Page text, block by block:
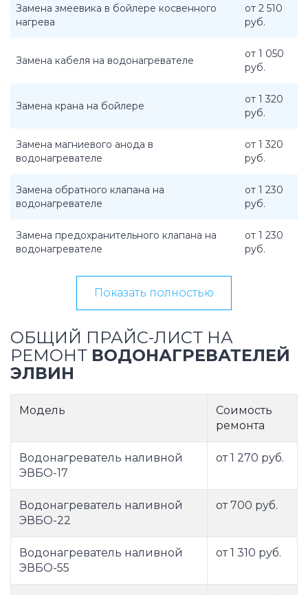
Замена змеевика в бойлере косвенного
нагрева
от 2 510
руб.
Замена кабеля на водонагревателе
от 1 050
руб.
Замена крана на бойлере
от 1 320
руб.
Замена магниевого анода в
водонагревателе
от 1 320
руб.
Замена обратного клапана на
водонагревателе
от 1 230
руб.
Замена предохранительного клапана на
водонагревателе
от 1 230
руб.
Показать полностью
ОБЩИЙ ПРАЙС-ЛИСТ НА
РЕМОНТ ВОДОНАГРЕВАТЕЛЕЙ
ЭЛВИН
Модель
Соимость
ремонта
Водонагреватель наливной
ЭВБО-17
от 1 270 руб.
Водонагреватель наливной
ЭВБО-22
от 700 руб.
Водонагреватель наливной
ЭВБО-55
от 1 310 руб.